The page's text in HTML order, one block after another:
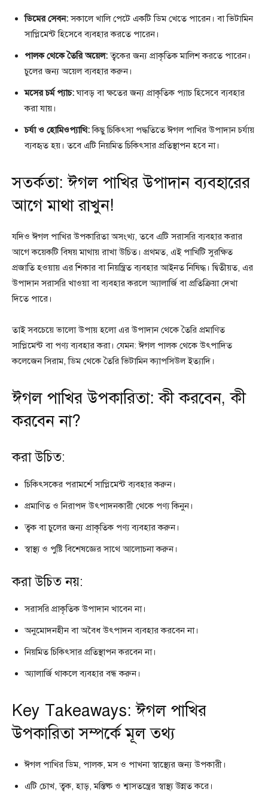
ডিমের সেবন:সকালে খালি পেটে একটি ডিম খেতে পারেন। বা ভিটামিন
সাপ্লিমেন্ট হিসেবে ব্যবহার করতে পারেন।
পালক থেকে তৈরি অয়েল:ত্বকের জন্য প্রাকৃতিক মালিশ করতে পারেন।
চুলের জন্য অয়েল ব্যবহার করুন।
মসের চর্ম প্যাচ:ঘাবড় বা ক্ষতের জন্য প্রাকৃতিক প্যাচ হিসেবে ব্যবহার
করা যায়।
চর্যা ও হোমিওপ্যাথি:কিছু চিকিৎসা পদ্ধতিতে ঈগল পাখির উপাদান চর্যায়
ব্যবহৃত হয়। তবে এটি নিয়মিত চিকিৎসার প্রতিস্থাপন হবে না।
সতর্কতা: ঈগল পাখির উপাদান ব্যবহারের
আগে মাথা রাখুন!
যদিও ঈগল পাখির উপকারিতা অসংখ্য, তবে এটি সরাসরি ব্যবহার করার
আগে কয়েকটি বিষয় মাথায় রাখা উচিত। প্রথমত, এই পাখিটি সুরক্ষিত
প্রজাতি হওয়ায় এর শিকার বা নিয়ন্ত্রিত ব্যবহার আইনত নিষিদ্ধ। দ্বিতীয়ত, এর
উপাদান সরাসরি খাওয়া বা ব্যবহার করলে অ্যালার্জি বা প্রতিক্রিয়া দেখা
দিতে পারে।
তাই সবচেয়ে ভালো উপায় হলো এর উপাদান থেকে তৈরি প্রমাণিত
সাপ্লিমেন্ট বা পণ্য ব্যবহার করা। যেমন: ঈগল পালক থেকে উৎপাদিত
কলেজেন সিরাম, ডিম থেকে তৈরি ভিটামিন ক্যাপসিউল ইত্যাদি।
ঈগল পাখির উপকারিতা: কী করবেন, কী
করবেন না?
করা উচিত:
চিকিৎসকের পরামর্শে সাপ্লিমেন্ট ব্যবহার করুন।
প্রমাণিত ও নিরাপদ উৎপাদনকারী থেকে পণ্য কিনুন।
ত্বক বা চুলের জন্য প্রাকৃতিক পণ্য ব্যবহার করুন।
স্বাস্থ্য ও পুষ্টি বিশেষজ্ঞের সাথে আলোচনা করুন।
করা উচিত নয়:
সরাসরি প্রাকৃতিক উপাদান খাবেন না।
অনুমোদনহীন বা অবৈধ উৎপাদন ব্যবহার করবেন না।
নিয়মিত চিকিৎসার প্রতিস্থাপন করবেন না।
অ্যালার্জি থাকলে ব্যবহার বন্ধ করুন।
Key Takeaways: ঈগল পাখির
উপকারিতা সম্পর্কে মূল তথ্য
ঈগল পাখির ডিম, পালক, মস ও পাখনা স্বাস্থ্যের জন্য উপকারী।
এটি চোখ, ত্বক, হাড়, মস্তিষ্ক ও শ্বাসতন্ত্রের স্বাস্থ্য উন্নত করে।